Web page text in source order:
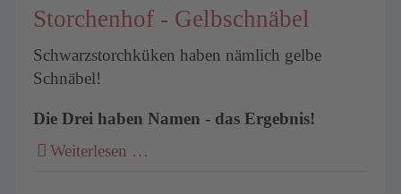
Storchenhof - Gelbschnäbel
Schwarzstorchküken haben nämlich gelbe
Schnäbel!
Die Drei haben Namen - das Ergebnis!
Weiterlesen …